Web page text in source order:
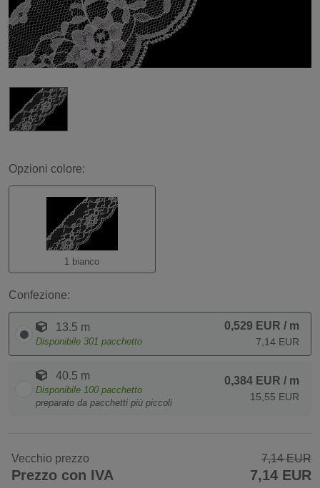
Opzioni colore:
1 bianco
Confezione:
13.5 m
Disponibile 301 pacchetto
0,529 EUR / m
7,14 EUR
40.5 m
Disponibile 100 pacchetto
preparato da pacchetti più piccoli
0,384 EUR / m
15,55 EUR
Vecchio prezzo 7,14 EUR
Prezzo con IVA 7,14 EUR